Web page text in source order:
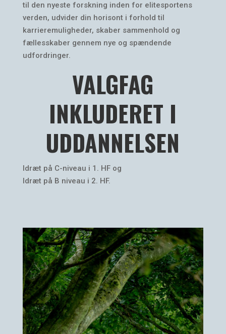
til den nyeste forskning inden for elitesportens
verden, udvider din horisont i forhold til
karrieremuligheder, skaber sammenhold og
fællesskaber gennem nye og spændende
udfordringer.
VALGFAG
INKLUDERET I
UDDANNELSEN
Idræt på C-niveau i 1. HF og
Idræt på B niveau i 2. HF.